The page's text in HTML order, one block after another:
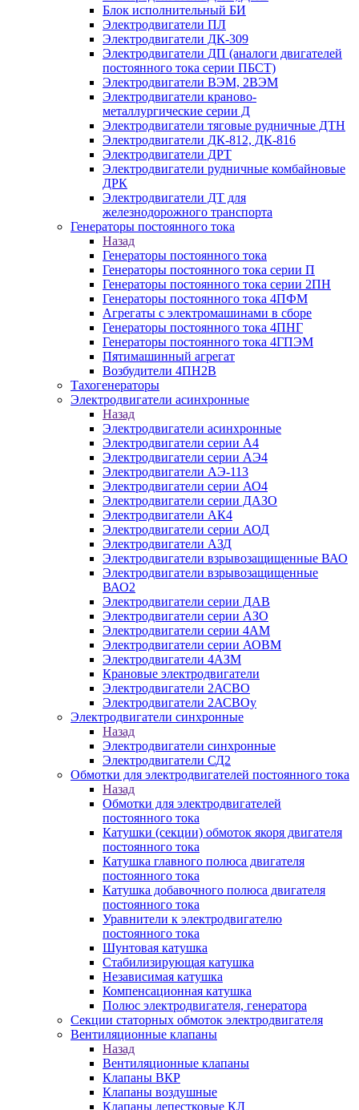
Блок исполнительный БИ
Электродвигатели ПЛ
Электродвигатели ДК-309
Электродвигатели ДП (аналоги двигателей
постоянного тока серии ПБСТ)
Электродвигатели ВЭМ, 2ВЭМ
Электродвигатели краново-
металлургические серии Д
Электродвигатели тяговые рудничные ДТН
Электродвигатели ДК-812, ДК-816
Электродвигатели ДРТ
Электродвигатели рудничные комбайновые
ДРК
Электродвигатели ДТ для
железнодорожного транспорта
Генераторы постоянного тока
Назад
Генераторы постоянного тока
Генераторы постоянного тока серии П
Генераторы постоянного тока серии 2ПН
Генераторы постоянного тока 4ПФМ
Агрегаты с электромашинами в сборе
Генераторы постоянного тока 4ПНГ
Генераторы постоянного тока 4ГПЭМ
Пятимашинный агрегат
Возбудители 4ПН2В
Тахогенераторы
Электродвигатели асинхронные
Назад
Электродвигатели асинхронные
Электродвигатели серии А4
Электродвигатели серии АЭ4
Электродвигатели АЭ-113
Электродвигатели серии АО4
Электродвигатели серии ДАЗО
Электродвигатели АК4
Электродвигатели серии АОД
Электродвигатели АЗД
Электродвигатели взрывозащищенные ВАО
Электродвигатели взрывозащищенные
ВАО2
Электродвигатели серии ДАВ
Электродвигатели серии АЗО
Электродвигатели серии 4АМ
Электродвигатели серии АОВМ
Электродвигатели 4АЗМ
Крановые электродвигатели
Электродвигатели 2АСВО
Электродвигатели 2АСВОу
Электродвигатели синхронные
Назад
Электродвигатели синхронные
Электродвигатели СД2
Обмотки для электродвигателей постоянного тока
Назад
Обмотки для электродвигателей
постоянного тока
Катушки (секции) обмоток якоря двигателя
постоянного тока
Катушка главного полюса двигателя
постоянного тока
Катушка добавочного полюса двигателя
постоянного тока
Уравнители к электродвигателю
постоянного тока
Шунтовая катушка
Стабилизирующая катушка
Независимая катушка
Компенсационная катушка
Полюс электродвигателя, генератора
Секции статорных обмоток электродвигателя
Вентиляционные клапаны
Назад
Вентиляционные клапаны
Клапаны ВКР
Клапаны воздушные
Клапаны лепестковые КЛ